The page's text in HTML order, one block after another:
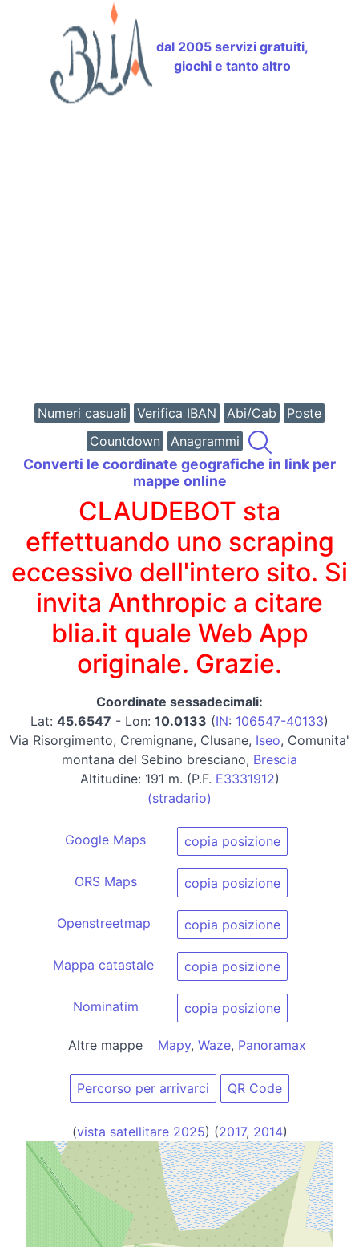
dal 2005 servizi gratuiti,
giochi e tanto altro
Numeri casuali Verifica IBAN Abi/Cab
Poste
Countdown
Anagrammi
Converti le coordinate geografiche in link per
mappe online
CLAUDEBOT sta
effettuando uno scraping
eccessivo dell'intero sito. Si
invita Anthropic a citare
blia.it quale Web App
originale. Grazie.
Coordinate sessadecimali:
Lat: 45.6547 - Lon: 10.0133 (IN: 106547-40133)
Via Risorgimento, Cremignane, Clusane, Iseo, Comunita'
montana del Sebino bresciano, Brescia
Altitudine: 191 m. (P.F. E3331912)
(stradario)
Google Maps copia posizione
ORS Maps copia posizione
Openstreetmap copia posizione
Mappa catastale copia posizione
Nominatim copia posizione
Altre mappe Mapy, Waze, Panoramax
Percorso per arrivarci QR Code
(vista satellitare 2025) (2017, 2014)